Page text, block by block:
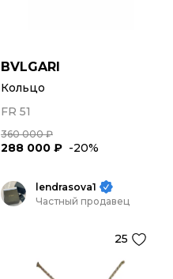
BVLGARI
Кольцо
FR 51
360 000 ₽
288 000 ₽ -20%
lendrasova1
Частный продавец
25